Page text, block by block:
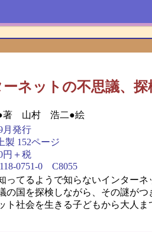
ネットの不思議、探
著 山村 浩二●絵
月発行
製 152ページ
円＋税
0751-0 C8055
ってるようで知らないインター
の国を探検しながら、その謎が
ト社会を生きる子どもから大人